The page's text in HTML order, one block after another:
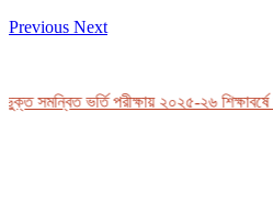
Previous Next
ভর্তি পরীক্ষায় ২০২৫-২৬ শিক্ষাবর্ষে